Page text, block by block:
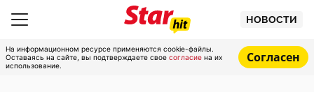
НОВОСТИ
На информационном ресурсе применяются cookie-файлы.
Оставаясь на сайте, вы подтверждаете свое согласие на их
использование.
Согласен